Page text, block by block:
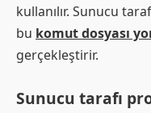
kullanılır. Sunucu
bu komut dosyası
gerçekleştirir.
Sunucu tarafı